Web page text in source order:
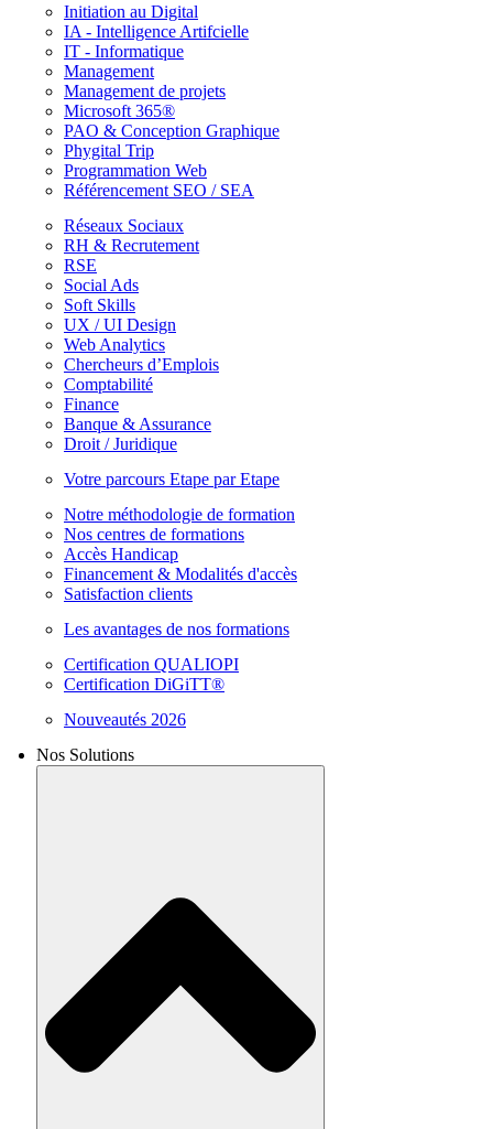
Initiation au Digital
IA - Intelligence Artifcielle
IT - Informatique
Management
Management de projets
Microsoft 365®
PAO & Conception Graphique
Phygital Trip
Programmation Web
Référencement SEO / SEA
Réseaux Sociaux
RH & Recrutement
RSE
Social Ads
Soft Skills
UX / UI Design
Web Analytics
Chercheurs d’Emplois
Comptabilité
Finance
Banque & Assurance
Droit / Juridique
Votre parcours Etape par Etape
Notre méthodologie de formation
Nos centres de formations
Accès Handicap
Financement & Modalités d'accès
Satisfaction clients
Les avantages de nos formations
Certification QUALIOPI
Certification DiGiTT®
Nouveautés 2026
Nos Solutions